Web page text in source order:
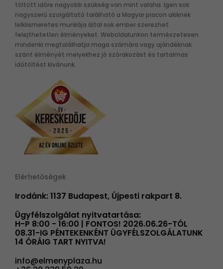
töltött időre nagyobb szükség van mint valaha. Igen sok
nagyszerű szolgáltató található a Magyar piacon akiknek
lelkiismeretes munkája által sok ember szerezhet
felejthetetlen élményeket. Weboldalunkon természetesen
mindenki megtalálhatja maga számára vagy ajándéknak
szánt élményét melyekhez jó szórakozást és tartalmas
időtöltést kívánunk.
Elérhetőségek
Irodánk: 1137 Budapest, Újpesti rakpart 8.
Ügyfélszolgálat nyitvatartása:
H-P 8:00 - 16:00 | FONTOS! 2026.06.26-TÓL
08.31-IG PÉNTEKENKÉNT ÜGYFÉLSZOLGÁLATUNK
14 ÓRÁIG TART NYITVA!
info@elmenyplaza.hu